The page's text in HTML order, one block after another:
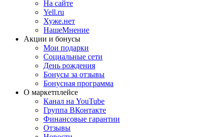
На сайте
Yell.ru
Хуже.нет
НашеМнение
Акции и бонусы
Мои подарки
Социальные сети
День рождения
Бонусы за отзывы
Бонусная программа
О маркетплейсе
Канал на YouTube
Группа ВКонтакте
Финансовые гарантии
Отзывы